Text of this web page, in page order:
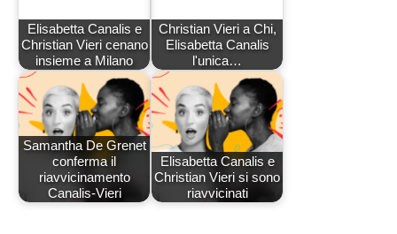
Elisabetta Canalis e
Christian Vieri cenano
insieme a Milano
Christian Vieri a Chi,
Elisabetta Canalis
l'unica…
Samantha De Grenet
conferma il
riavvicinamento
Canalis-Vieri
Elisabetta Canalis e
Christian Vieri si sono
riavvicinati